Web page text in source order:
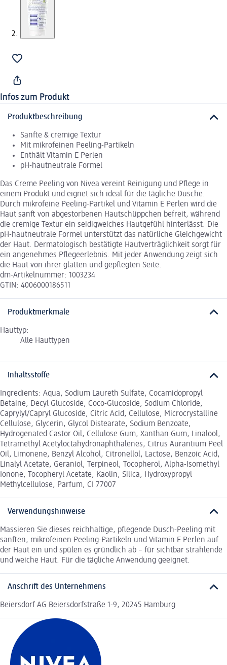
Infos zum Produkt
Produktbeschreibung
Sanfte & cremige Textur
Mit mikrofeinen Peeling-Partikeln
Enthält Vitamin E Perlen
pH-hautneutrale Formel
Das Creme Peeling von Nivea vereint Reinigung und Pflege in
einem Produkt und eignet sich ideal für die tägliche Dusche.
Durch mikrofeine Peeling-Partikel und Vitamin E Perlen wird die
Haut sanft von abgestorbenen Hautschüppchen befreit, während
die cremige Textur ein seidigweiches Hautgefühl hinterlässt. Die
pH-hautneutrale Formel unterstützt das natürliche Gleichgewicht
der Haut. Dermatologisch bestätigte Hautverträglichkeit sorgt für
ein angenehmes Pflegeerlebnis. Mit jeder Anwendung zeigt sich
die Haut von ihrer glatten und gepflegten Seite.
dm-Artikelnummer: 1003234
GTIN: 4006000186511
Produktmerkmale
Hauttyp:
Alle Hauttypen
Inhaltsstoffe
Ingredients: Aqua, Sodium Laureth Sulfate, Cocamidopropyl
Betaine, Decyl Glucoside, Coco-Glucoside, Sodium Chloride,
Caprylyl/Capryl Glucoside, Citric Acid, Cellulose, Microcrystalline
Cellulose, Glycerin, Glycol Distearate, Sodium Benzoate,
Hydrogenated Castor Oil, Cellulose Gum, Xanthan Gum, Linalool,
Tetramethyl Acetyloctahydronaphthalenes, Citrus Aurantium Peel
Oil, Limonene, Benzyl Alcohol, Citronellol, Lactose, Benzoic Acid,
Linalyl Acetate, Geraniol, Terpineol, Tocopherol, Alpha-Isomethyl
Ionone, Tocopheryl Acetate, Kaolin, Silica, Hydroxypropyl
Methylcellulose, Parfum, CI 77007
Verwendungshinweise
Massieren Sie dieses reichhaltige, pflegende Dusch-Peeling mit
sanften, mikrofeinen Peeling-Partikeln und Vitamin E Perlen auf
der Haut ein und spülen es gründlich ab – für sichtbar strahlende
und weiche Haut. Für die tägliche Anwendung geeignet.
Anschrift des Unternehmens
Beiersdorf AG Beiersdorfstraße 1-9, 20245 Hamburg